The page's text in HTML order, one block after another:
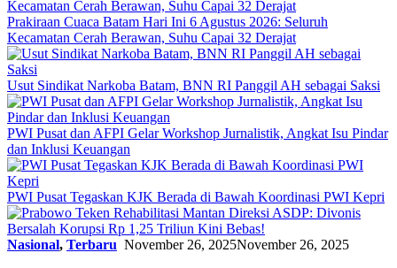
Prakiraan Cuaca Batam Hari Ini 6 Agustus 2026: Seluruh
Kecamatan Cerah Berawan, Suhu Capai 32 Derajat
Usut Sindikat Narkoba Batam, BNN RI Panggil AH sebagai Saksi
PWI Pusat dan AFPI Gelar Workshop Jurnalistik, Angkat Isu Pindar
dan Inklusi Keuangan
PWI Pusat Tegaskan KJK Berada di Bawah Koordinasi PWI Kepri
Nasional, Terbaru November 26, 2025November 26, 2025